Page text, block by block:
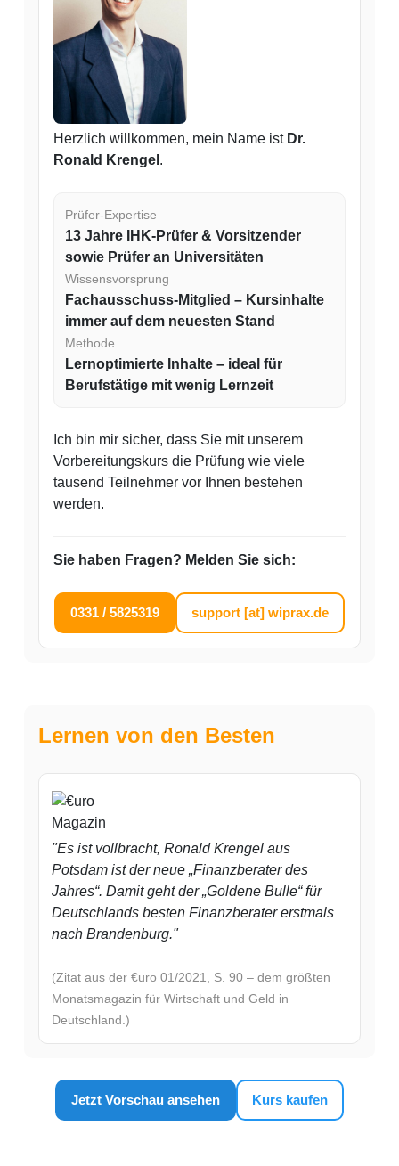
Herzlich willkommen, mein Name ist Dr.
Ronald Krengel .
Prüfer-Expertise
13 Jahre IHK-Prüfer & Vorsitzender
sowie Prüfer an Universitäten
Wissensvorsprung
Fachausschuss-Mitglied – Kursinhalte
immer auf dem neuesten Stand
Methode
Lernoptimierte Inhalte – ideal für
Berufstätige mit wenig Lernzeit
Ich bin mir sicher, dass Sie mit unserem
Vorbereitungskurs die Prüfung wie viele
tausend Teilnehmer vor Ihnen bestehen
werden.
Sie haben Fragen? Melden Sie sich:
0331 / 5825319 support [at] wiprax.de
Lernen von den Besten
"Es ist vollbracht, Ronald Krengel aus
Potsdam ist der neue „Finanzberater des
Jahres“. Damit geht der „Goldene Bulle“ für
Deutschlands besten Finanzberater erstmals
nach Brandenburg."
(Zitat aus der €uro 01/2021, S. 90 – dem größten
Monatsmagazin für Wirtschaft und Geld in
Deutschland.)
Jetzt Vorschau ansehen Kurs kaufen